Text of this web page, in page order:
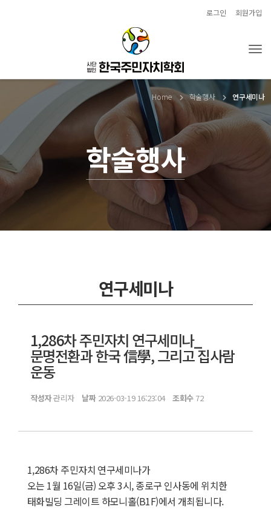
로그인 회원가입
학술행사
Home 학술행사 연구세미나
연구세미나
1,286차 주민자치 연구세미나_
문명전환과 한국 信學, 그리고 집사람
운동
작성자관리자 날짜2026-03-19 16:23:04 조회수72
1,286차 주민자치 연구세미나가
오는 1월 16일(금) 오후 3시, 종로구 인사동에 위치한
태화빌딩 그레이트 하모니홀(B1F)에서 개최됩니다.